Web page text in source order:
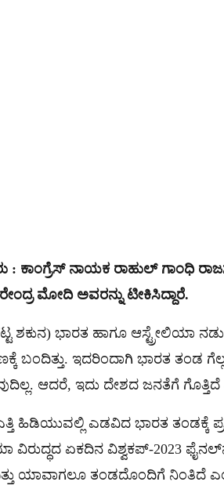
: ಕಾಂಗ್ರೆಸ್​ ನಾಯಕ ರಾಹುಲ್ ಗಾಂಧಿ
ಮೋದಿ ಅವರನ್ನು ಟೀಕಿಸಿದ್ದಾರೆ.
ಶಕುನ) ಭಾರತ ಹಾಗೂ ಆಸ್ಟ್ರೇಲಿಯಾ
ಬಂದಿತ್ತು. ಇದರಿಂದಾಗಿ ಭಾರತ ತಂಡ
ಆದರೆ, ಇದು ದೇಶದ ಜನತೆಗೆ ಗೊತ್ತಿದೆ
ಹಿಡಿಯುವಲ್ಲಿ ಎಡವಿದ ಭಾರತ ತಂಡಕ್ಕೆ
ವಿರುದ್ಧದ ಏಕದಿನ ವಿಶ್ವಕಪ್-2023
ಯಾವಾಗಲೂ ತಂಡದೊಂದಿಗೆ ನಿಂತಿದೆ